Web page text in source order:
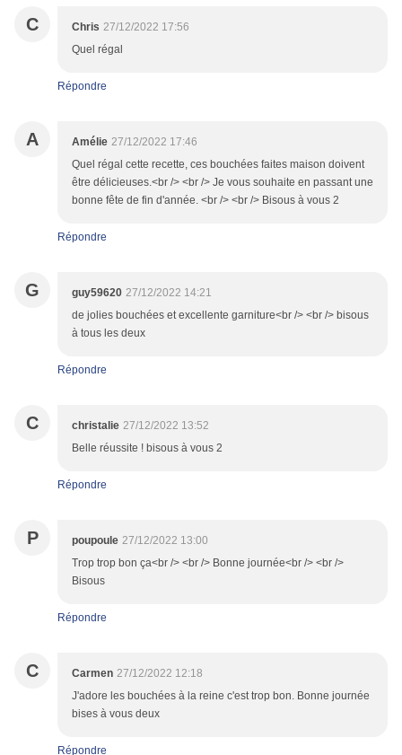
C Chris 27/12/2022 17:56
Quel régal
Répondre
A Amélie 27/12/2022 17:46
Quel régal cette recette, ces bouchées faites maison doivent
être délicieuses.<br /> <br /> Je vous souhaite en passant une
bonne fête de fin d'année. <br /> <br /> Bisous à vous 2
Répondre
G guy59620 27/12/2022 14:21
de jolies bouchées et excellente garniture<br /> <br /> bisous
à tous les deux
Répondre
C christalie 27/12/2022 13:52
Belle réussite ! bisous à vous 2
Répondre
P poupoule 27/12/2022 13:00
Trop trop bon ça<br /> <br /> Bonne journée<br /> <br />
Bisous
Répondre
C Carmen 27/12/2022 12:18
J'adore les bouchées à la reine c'est trop bon. Bonne journée
bises à vous deux
Répondre